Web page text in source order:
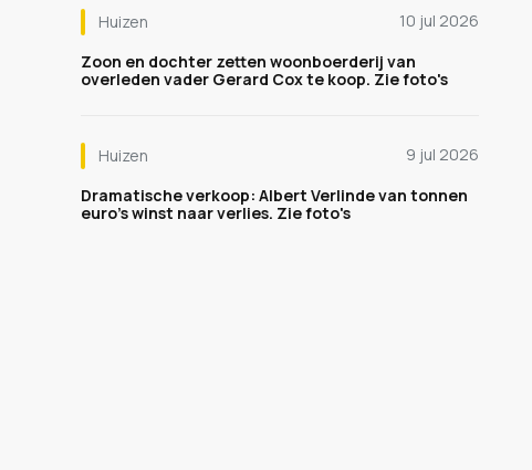
Huizen
10 jul 2026
Zoon en dochter zetten woonboerderij van
overleden vader Gerard Cox te koop. Zie foto's
Huizen
9 jul 2026
Dramatische verkoop: Albert Verlinde van tonnen
euro's winst naar verlies. Zie foto's